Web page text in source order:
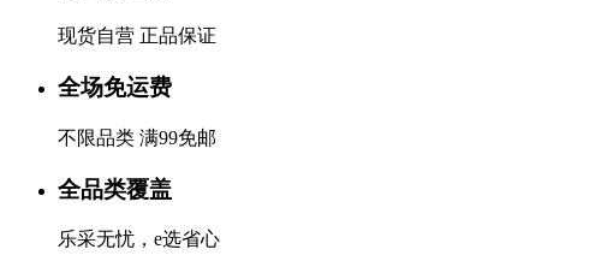
现货自营 正品保证
全场免运费
不限品类 满99免邮
全品类覆盖
乐采无忧，e选省心